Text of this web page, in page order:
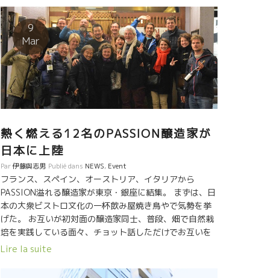
入っていたか質問ぜめと称賛、パシャリ。
9
Mar
熱く燃える12名のPASSION醸造家が
日本に上陸
Par伊藤與志男 Publié dans NEWS, Event
フランス、スペイン、オーストリア、イタリアから
PASSION溢れる醸造家が東京・銀座に結集。 まずは、日
本の大衆ビストロ文化の一杯飲み屋焼き鳥やで気勢を挙
げた。 お互いが初対面の醸造家同士、普段、畑で自然栽
培を実践している面々、チョット話しただけでお互いを
理解できる。 それぞれのワインを持ち込んで、お互いの
が名刺になる。 一口飲めば、ウーン、やるな！と判りあ
Lire la suite